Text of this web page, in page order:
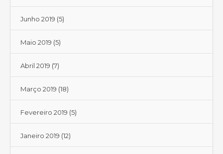
Junho 2019 (5)
Maio 2019 (5)
Abril 2019 (7)
Março 2019 (18)
Fevereiro 2019 (5)
Janeiro 2019 (12)